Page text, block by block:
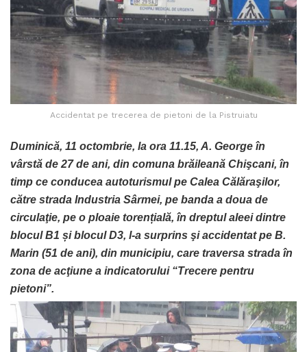
Accidentat pe trecerea de pietoni de la Pistruiatu
Duminică, 11 octombrie, la ora 11.15, A. George în
vârstă de 27 de ani, din comuna brăileană Chişcani, în
timp ce conducea autoturismul pe Calea Călăraşilor,
către strada Industria Sârmei, pe banda a doua de
circulaţie, pe o ploaie torențială, în dreptul aleei dintre
blocul B1 și blocul D3, l-a surprins şi accidentat pe B.
Marin (51 de ani), din municipiu, care traversa strada în
zona de acţiune a indicatorului “Trecere pentru
pietoni”.